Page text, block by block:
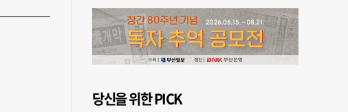
당신을 위한 PICK